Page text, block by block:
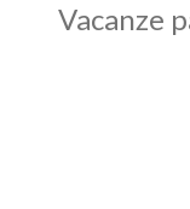
Vacanze